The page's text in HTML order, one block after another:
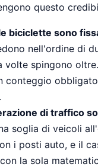
questo
biciclette sono
nell'ordine di
volte spingono
conteggio
di traffico
soglia di veicoli
i posti auto, e il
la sola